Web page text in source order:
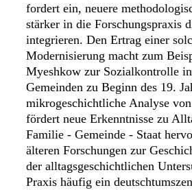
fordert ein, neuere
stärker in die Forschungspraxis
integrieren. Den Ertrag einer
Modernisierung macht zum
Myeshkow zur Sozialkontrolle
Gemeinden zu Beginn des 19.
mikrogeschichtliche Analyse
fördert neue Erkenntnisse zu
Familie - Gemeinde - Staat
älteren Forschungen zur
der alltagsgeschichtlichen
Praxis häufig ein